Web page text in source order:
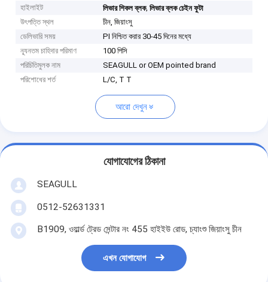
হাইলাইট লিভার শিকল ব্লক,লিভার ব্লক চেইন ফুটা
উৎপত্তি স্থল
চীন, জিয়াংসু
ডেলিভারি সময়
PI নিশ্চিত করার 30-45 দিনের মধ্যে
ন্যূনতম চাহিদার পরিমাণ
100 পিসি
পরিচিতিমুলক নাম
SEAGULL or OEM pointed brand
পরিশোধের শর্ত
L/C, T T
আরো দেখুন
যোগাযোগের ঠিকানা
SEAGULL
0512-52631331
B1909, ওয়ার্ল্ড ট্রেড সেন্টার নং 455 হাইইউ রোড, চ্যাংশু জিয়াংসু চীন
এখন যোগাযোগ